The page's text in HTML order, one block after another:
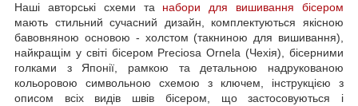
Наші авторські схеми та набори для вишивання бісером
мають стильний сучасний дизайн, комплектуються якісною
бавовняною основою - холстом (такниною для вишивання),
найкращім у світі бісером Preciosa Ornela (Чехія), бісерними
голками з Японії, рамкою та детальною надрукованою
кольоровою символьною схемою з ключем, інструкцією з
описом всіх видів швів бісером, що застосовуються і